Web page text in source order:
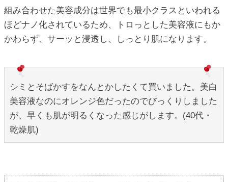
組み合わせた美容成分は世界でも最小クラスといわれる
ほどナノ化されているため、トロっとした美容液にもか
かわらず、サーッと浸透し、しっとり肌になります。
シミとそばかすをなんとかしたくて買いました。美白
美容液なのにオレンジ色だったのでびっくりしました
が、早くも肌が明るくなった感じがします。(40代・
乾燥肌)